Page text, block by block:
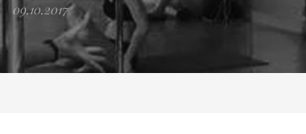
09.10.2017